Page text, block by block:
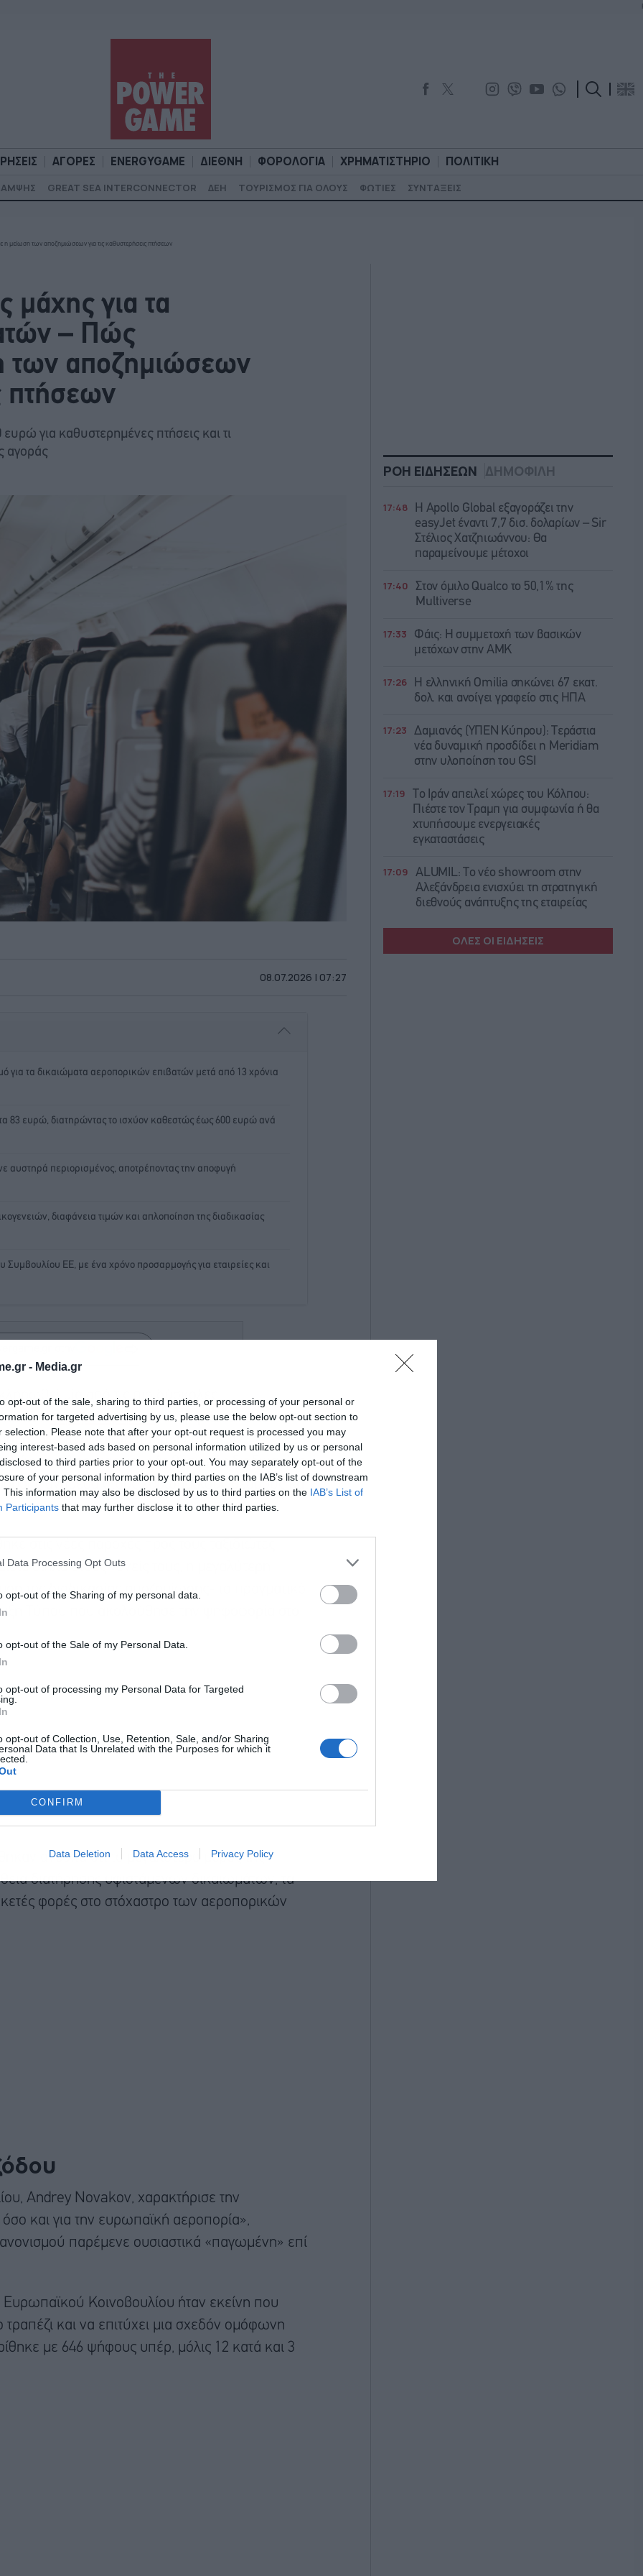
- Media.gr
opt-out of the sale, sharing to third parties, or processing of your personal or
for targeted advertising by us, please use the below opt-out section to
selection. Please note that after your opt-out request is processed you may
interest-based ads based on personal information utilized by us or personal
to third parties prior to your opt-out. You may separately opt-out of the
of your personal information by third parties on the IAB’s list of downstream
This information may also be disclosed by us to third parties on the IAB’s List of
Participants that may further disclose it to other third parties.
Data Processing Opt Outs
opt-out of the Sharing of my personal data.
opt-out of the Sale of my Personal Data.
opt-out of processing my Personal Data for Targeted
opt-out of Collection, Use, Retention, Sale, and/or Sharing
Data that Is Unrelated with the Purposes for which it
CONFIRM
Data Deletion Data Access Privacy Policy
ΑΓΟΡΕΣ ENERGYGAME ΔΙΕΘΝΗ ΦΟΡΟΛΟΓΙΑ ΧΡΗΜΑΤΙΣΤΗΡΙΟ ΠΟΛΙΤΙΚΗ
GREAT SEA INTERCONNECTOR ΔΕΗ ΤΟΥΡΙΣΜΟΣ ΓΙΑ ΟΛΟΥΣ ΦΩΤΙΕΣ ΣΥΝΤΑΞΕΙΣ
ΕΠΙΧΕΙΡΗΣΕΙΣ ΑΓΟΡΕΣ
μείωση των αποζημιώσεων για τις καθυστερήσεις πτήσεων
μάχης για τα
– Πώς
των αποζημιώσεων
πτήσεων
ευρώ για καθυστερημένες πτήσεις και τι
αγοράς
08.07.2026 | 07:27
για τα δικαιώματα αεροπορικών επιβατών μετά από 13 χρόνια
ευρώ, διατηρώντας το ισχύον καθεστώς έως 600 ευρώ ανά
αυστηρά περιορισμένος, αποτρέποντας την αποφυγή
διαφάνεια τιμών και απλοποίηση της διαδικασίας
Συμβουλίου ΕΕ, με ένα χρόνο προσαρμογής για εταιρείες και
μία από τις πιο δύσκολες
αερομεταφορών.Η έγκριση από το
για τα δικαιώματα των επιβατών
το τέλος μιας μακράς θεσμικής διαδικασίας,
ανάμεσα στους ευρωπαϊκούς θεσμούς και
στις νέες παροχές προς τους ταξιδιώτες
δίπλα στους γονείς τους, η μεγαλύτερη
της διαδικασίας αποζημίωσης- το πραγματικό
Τύπου που ακολούθησε την ψηφοφορία στο
ανοιχτά ότι το μεγαλύτερο μέρος της
διατήρησης υφιστάμενων δικαιωμάτων, τα
φορές στο στόχαστρο των αεροπορικών
Andrey Novakov, χαρακτήρισε την
και για την ευρωπαϊκή αεροπορία»,
παρέμενε ουσιαστικά «παγωμένη» επί
Κοινοβουλίου ήταν εκείνη που
και να επιτύχει μια σχεδόν ομόφωνη
με 646 ψήφους υπέρ, μόλις 12 κατά και 3
ΡΟΗ ΕΙΔΗΣΕΩΝ ΔΗΜΟΦΙΛΗ
17:48
Η Apollo Global εξαγοράζει την
easyJet έναντι 7,7 δισ. δολαρίων – Sir
Στέλιος Χατζηιωάννου: Θα
παραμείνουμε μέτοχοι
17:40
Στον όμιλο Qualco το 50,1% της
Multiverse
17:33
Φάις: Η συμμετοχή των βασικών
μετόχων στην ΑΜΚ
17:26
Η ελληνική Omilia σηκώνει 67 εκατ.
δολ. και ανοίγει γραφείο στις ΗΠΑ
17:23
Δαμιανός (ΥΠΕΝ Κύπρου): Τεράστια
νέα δυναμική προσδίδει η Meridiam
στην υλοποίηση του GSI
17:19
Το Ιράν απειλεί χώρες του Κόλπου:
Πιέστε τον Τραμπ για συμφωνία ή θα
χτυπήσουμε ενεργειακές
εγκαταστάσεις
17:09
ALUMIL: Το νέο showroom στην
Αλεξάνδρεια ενισχύει τη στρατηγική
διεθνούς ανάπτυξης της εταιρείας
ΟΛΕΣ ΟΙ ΕΙΔΗΣΕΙΣ